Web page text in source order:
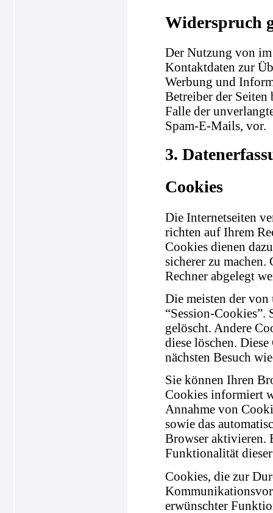
Widerspruch
Der Nutzung von
Kontaktdaten zur
Werbung und
Betreiber der
Falle der
Spam-E-Mails, vor.
3.
Cookies
Die Internetseiten
richten auf Ihrem
Cookies dienen
sicherer zu
Rechner abgelegt
Die meisten der von
“Session-Cookies”.
gelöscht. Andere
diese löschen.
nächsten Besuch
Sie können Ihren
Cookies informiert
Annahme von
sowie das
Browser aktivieren.
Funktionalität
Cookies, die zur
erwünschter